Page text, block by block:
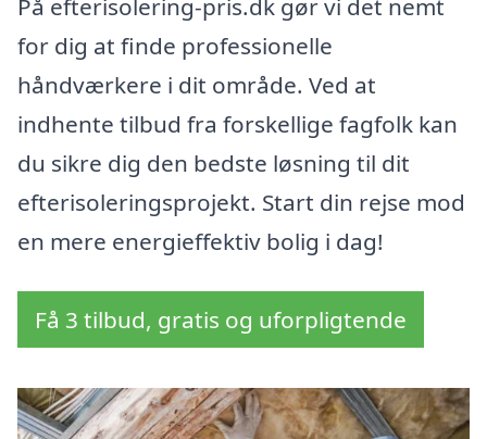
På efterisolering-pris.dk gør vi det nemt
for dig at finde professionelle
håndværkere i dit område. Ved at
indhente tilbud fra forskellige fagfolk kan
du sikre dig den bedste løsning til dit
efterisoleringsprojekt. Start din rejse mod
en mere energieffektiv bolig i dag!
Få 3 tilbud, gratis og uforpligtende